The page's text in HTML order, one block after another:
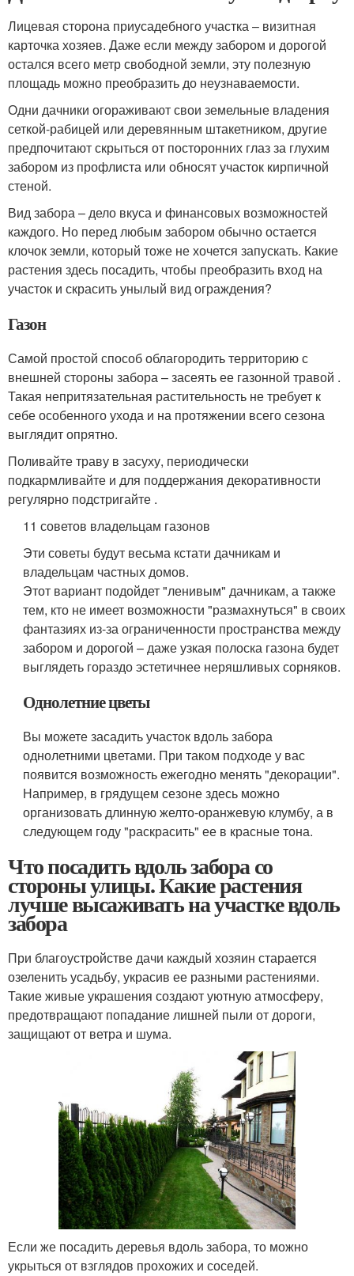
Лицевая сторона приусадебного участка – визитная
карточка хозяев. Даже если между забором и дорогой
остался всего метр свободной земли, эту полезную
площадь можно преобразить до неузнаваемости.
Одни дачники огораживают свои земельные владения
сеткой-рабицей или деревянным штакетником, другие
предпочитают скрыться от посторонних глаз за глухим
забором из профлиста или обносят участок кирпичной
стеной.
Вид забора – дело вкуса и финансовых возможностей
каждого. Но перед любым забором обычно остается
клочок земли, который тоже не хочется запускать. Какие
растения здесь посадить, чтобы преобразить вход на
участок и скрасить унылый вид ограждения?
Газон
Самой простой способ облагородить территорию с
внешней стороны забора – засеять ее газонной травой .
Такая непритязательная растительность не требует к
себе особенного ухода и на протяжении всего сезона
выглядит опрятно.
Поливайте траву в засуху, периодически
подкармливайте и для поддержания декоративности
регулярно подстригайте .
11 советов владельцам газонов
Эти советы будут весьма кстати дачникам и
владельцам частных домов.
Этот вариант подойдет "ленивым" дачникам, а также
тем, кто не имеет возможности "размахнуться" в своих
фантазиях из-за ограниченности пространства между
забором и дорогой – даже узкая полоска газона будет
выглядеть гораздо эстетичнее неряшливых сорняков.
Однолетние цветы
Вы можете засадить участок вдоль забора
однолетними цветами. При таком подходе у вас
появится возможность ежегодно менять "декорации".
Например, в грядущем сезоне здесь можно
организовать длинную желто-оранжевую клумбу, а в
следующем году "раскрасить" ее в красные тона.
Что посадить вдоль забора со
стороны улицы. Какие растения
лучше высаживать на участке вдоль
забора
При благоустройстве дачи каждый хозяин старается
озеленить усадьбу, украсив ее разными растениями.
Такие живые украшения создают уютную атмосферу,
предотвращают попадание лишней пыли от дороги,
защищают от ветра и шума.
Если же посадить деревья вдоль забора, то можно
укрыться от взглядов прохожих и соседей.